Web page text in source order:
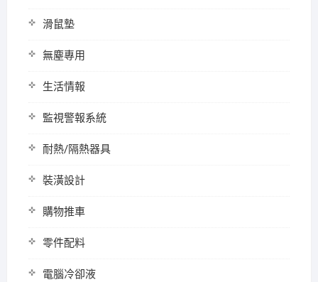
滑鼠墊
無塵專用
生活情報
監視警報系統
耐熱/隔熱器具
裝潢設計
購物推車
零件配料
電腦冷卻液